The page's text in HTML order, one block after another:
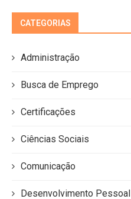
CATEGORIAS
Administração
Busca de Emprego
Certificações
Ciências Sociais
Comunicação
Desenvolvimento Pessoal